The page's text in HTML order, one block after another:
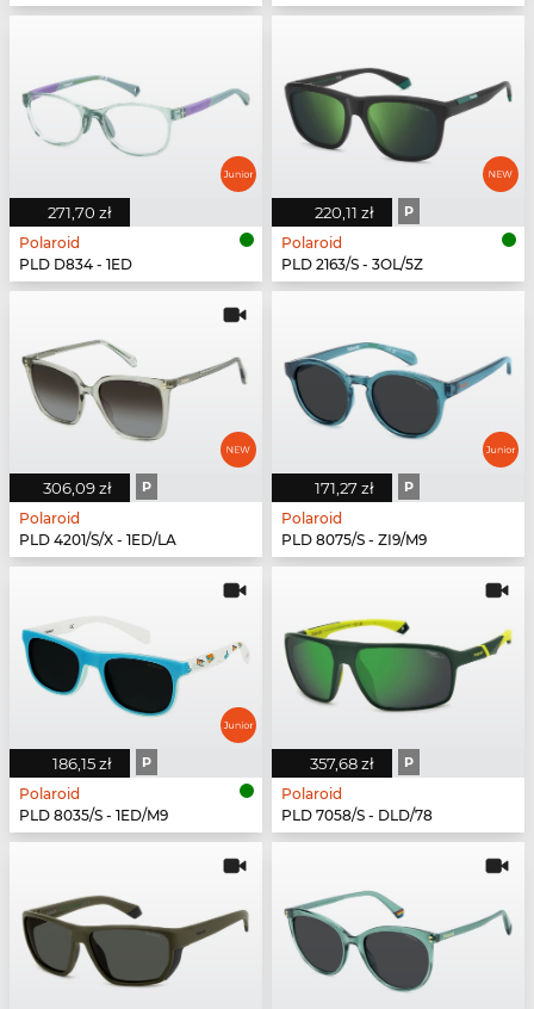
271,70 zł
Polaroid
PLD D834 - 1ED
220,11 zł P
Polaroid
PLD 2163/S - 3OL/5Z
306,09 zł P
Polaroid
PLD 4201/S/X - 1ED/LA
171,27 zł P
Polaroid
PLD 8075/S - ZI9/M9
186,15 zł P
Polaroid
PLD 8035/S - 1ED/M9
357,68 zł P
Polaroid
PLD 7058/S - DLD/78